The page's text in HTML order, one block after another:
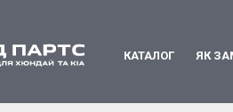
КАТАЛОГ ЯК